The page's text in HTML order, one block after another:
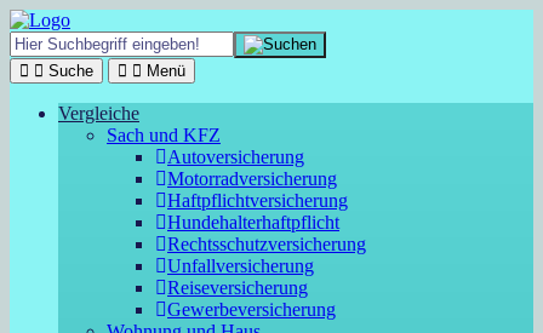
Suche Menü
Vergleiche
Sach und KFZ
Autoversicherung
Motorradversicherung
Haftpflichtversicherung
Hundehalterhaftpflicht
Rechtsschutzversicherung
Unfallversicherung
Reiseversicherung
Gewerbeversicherung